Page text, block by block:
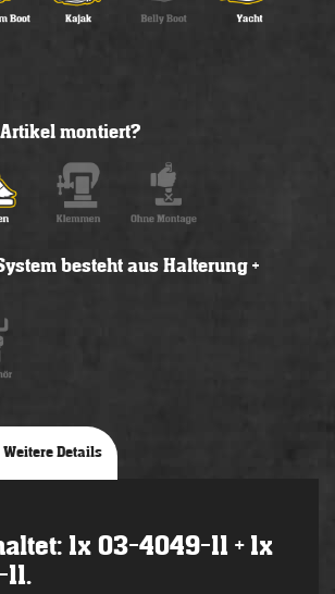
montiert?
besteht aus Halterung +
Weitere Details
1x 03-4049-11 + 1x